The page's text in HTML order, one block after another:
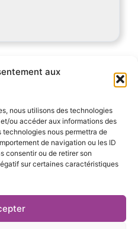
aux
nous utilisons des technologies
ou accéder aux informations des
nous permettra de
de navigation ou les ID
consentir ou de retirer son
sur certaines caractéristiques
nous ?
Légales
la newsletter